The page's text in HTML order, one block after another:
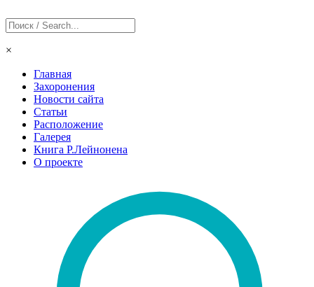
×
Главная
Захоронения
Новости сайта
Статьи
Расположение
Галерея
Книга Р.Лейнонена
О проекте